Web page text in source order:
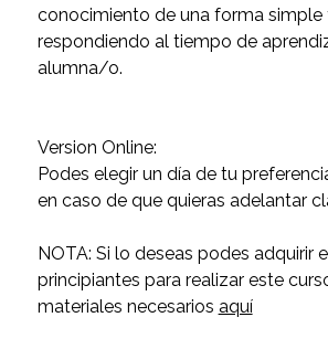
conocimiento de una forma simple
respondiendo al tiempo de
alumna/o.
Version Online:
Podes elegir un día de tu
en caso de que quieras adelantar
NOTA: Si lo deseas podes adquirir
principiantes para realizar este
materiales necesarios aquí